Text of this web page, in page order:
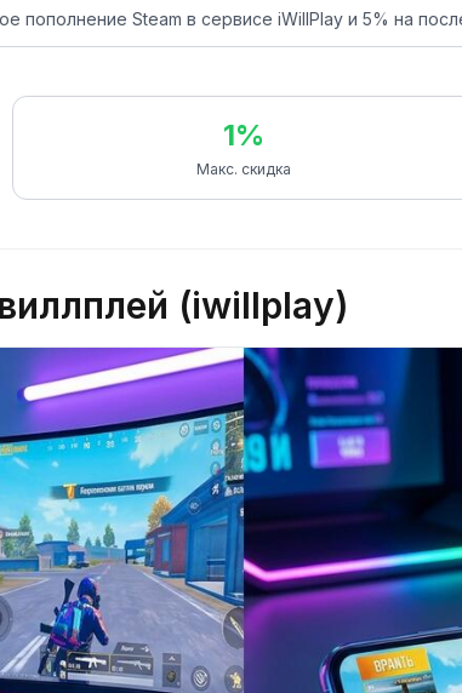
пополнение Steam в сервисе iWillPlay и 5% на
1%
Макс. скидка
(iwillplay)